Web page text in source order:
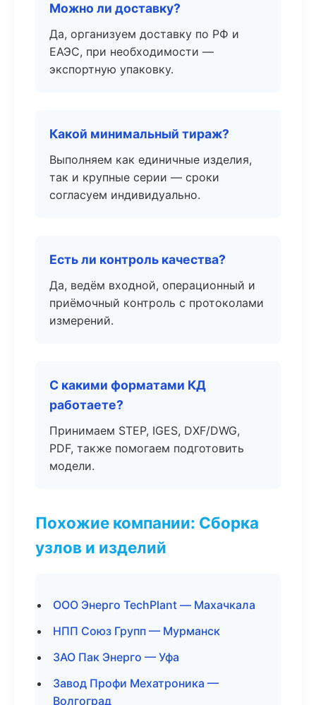
Можно ли доставку?
Да, организуем доставку по РФ и
ЕАЭС, при необходимости —
экспортную упаковку.
Какой минимальный тираж?
Выполняем как единичные изделия,
так и крупные серии — сроки
согласуем индивидуально.
Есть ли контроль качества?
Да, ведём входной, операционный и
приёмочный контроль с протоколами
измерений.
С какими форматами КД
работаете?
Принимаем STEP, IGES, DXF/DWG,
PDF, также помогаем подготовить
модели.
Похожие компании: Сборка
узлов и изделий
ООО Энерго TechPlant — Махачкала
НПП Союз Групп — Мурманск
ЗАО Пак Энерго — Уфа
Завод Профи Мехатроника —
Волгоград